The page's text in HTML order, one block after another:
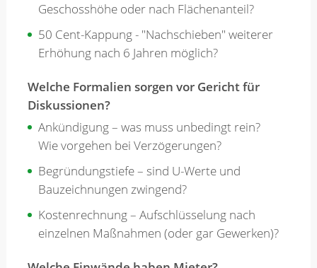
Geschosshöhe oder nach Flächenanteil?
50 Cent-Kappung - "Nachschieben" weiterer
Erhöhung nach 6 Jahren möglich?
Welche Formalien sorgen vor Gericht für
Diskussionen?
Ankündigung – was muss unbedingt rein?
Wie vorgehen bei Verzögerungen?
Begründungstiefe – sind U-Werte und
Bauzeichnungen zwingend?
Kostenrechnung – Aufschlüsselung nach
einzelnen Maßnahmen (oder gar Gewerken)?